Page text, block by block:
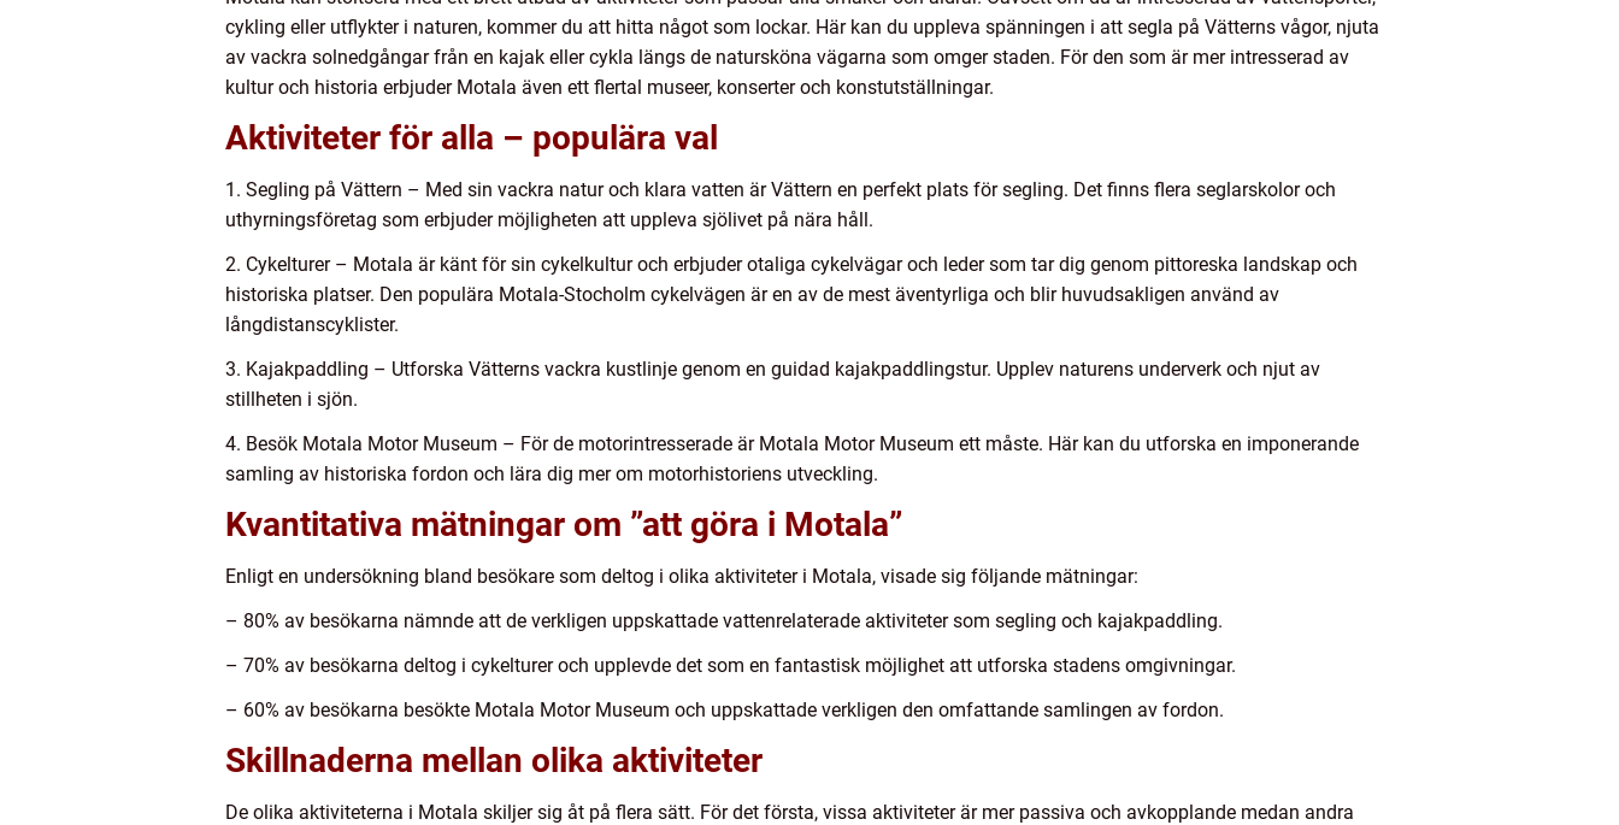
cykling eller utflykter i naturen, kommer du att hitta något som lockar. Här kan du uppleva spänningen i att segla på Vätterns vågor, njuta
av vackra solnedgångar från en kajak eller cykla längs de natursköna vägarna som omger staden. För den som är mer intresserad av
kultur och historia erbjuder Motala även ett flertal museer, konserter och konstutställningar.
Aktiviteter för alla – populära val
1. Segling på Vättern – Med sin vackra natur och klara vatten är Vättern en perfekt plats för segling. Det finns flera seglarskolor och
uthyrningsföretag som erbjuder möjligheten att uppleva sjölivet på nära håll.
2. Cykelturer – Motala är känt för sin cykelkultur och erbjuder otaliga cykelvägar och leder som tar dig genom pittoreska landskap och
historiska platser. Den populära Motala-Stocholm cykelvägen är en av de mest äventyrliga och blir huvudsakligen använd av
långdistanscyklister.
3. Kajakpaddling – Utforska Vätterns vackra kustlinje genom en guidad kajakpaddlingstur. Upplev naturens underverk och njut av
stillheten i sjön.
4. Besök Motala Motor Museum – För de motorintresserade är Motala Motor Museum ett måste. Här kan du utforska en imponerande
samling av historiska fordon och lära dig mer om motorhistoriens utveckling.
Kvantitativa mätningar om ”att göra i Motala”
Enligt en undersökning bland besökare som deltog i olika aktiviteter i Motala, visade sig följande mätningar:
– 80% av besökarna nämnde att de verkligen uppskattade vattenrelaterade aktiviteter som segling och kajakpaddling.
– 70% av besökarna deltog i cykelturer och upplevde det som en fantastisk möjlighet att utforska stadens omgivningar.
– 60% av besökarna besökte Motala Motor Museum och uppskattade verkligen den omfattande samlingen av fordon.
Skillnaderna mellan olika aktiviteter
De olika aktiviteterna i Motala skiljer sig åt på flera sätt. För det första, vissa aktiviteter är mer passiva och avkopplande medan andra